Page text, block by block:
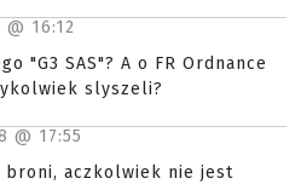
@ 16:12
"G3 SAS"? A o FR Ordnance
slyszeli?
@ 17:55
broni, aczkolwiek nie jest